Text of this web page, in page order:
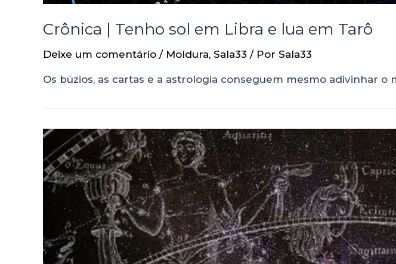
Crônica | Tenho sol em Libra e lua em Tarô
Deixe um comentário / Moldura, Sala33 / Por Sala33
Os búzios, as cartas e a astrologia conseguem mesmo adivinhar o